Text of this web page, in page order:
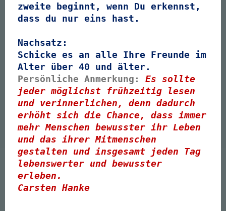
zweite beginnt, wenn Du erkennst,
dass du nur eins hast.
Nachsatz:
Schicke es an alle Ihre Freunde im
Alter über 40 und älter.
Persönliche Anmerkung: Es sollte
jeder möglichst frühzeitig lesen
und verinnerlichen, denn dadurch
erhöht sich die Chance, dass immer
mehr Menschen bewusster ihr Leben
und das ihrer Mitmenschen
gestalten und insgesamt jeden Tag
lebenswerter und bewusster
erleben.
Carsten Hanke